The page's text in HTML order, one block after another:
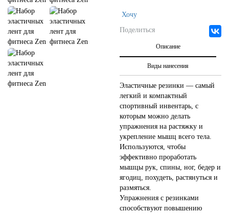
Хочу
Поделиться
Описание
Виды нанесения
Эластичные резинки — самый
легкий и компактный
спортивный инвентарь, с
которым можно делать
упражнения на растяжку и
укрепление мышц всего тела.
Используются, чтобы
эффективно проработать
мышцы рук, спины, ног, бедер и
ягодиц, похудеть, растянуться и
размяться.
Упражнения с резинками
способствуют повышению